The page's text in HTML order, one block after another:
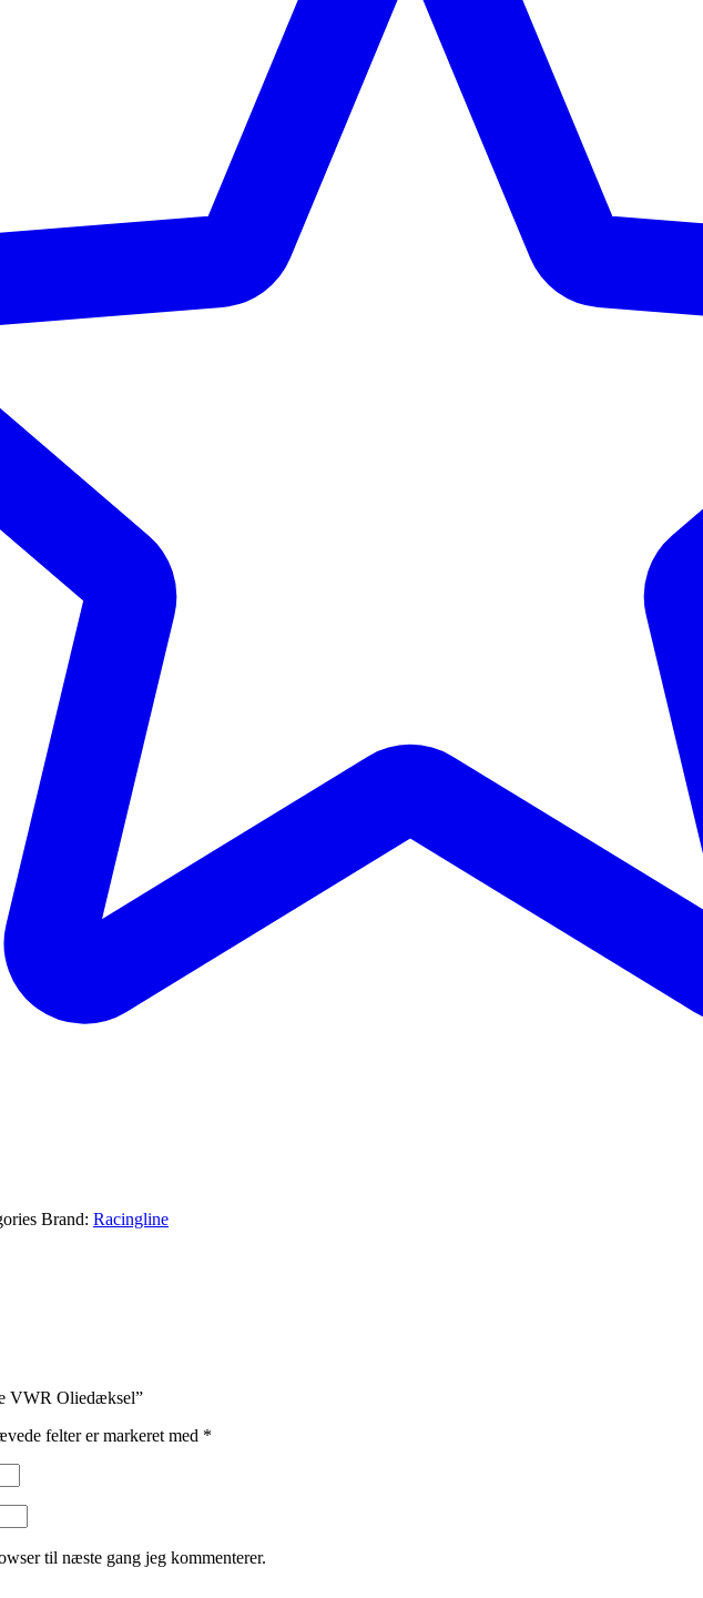
Brand: Racingline
VWR Oliedæksel”
felter er markeret med *
til næste gang jeg kommenterer.